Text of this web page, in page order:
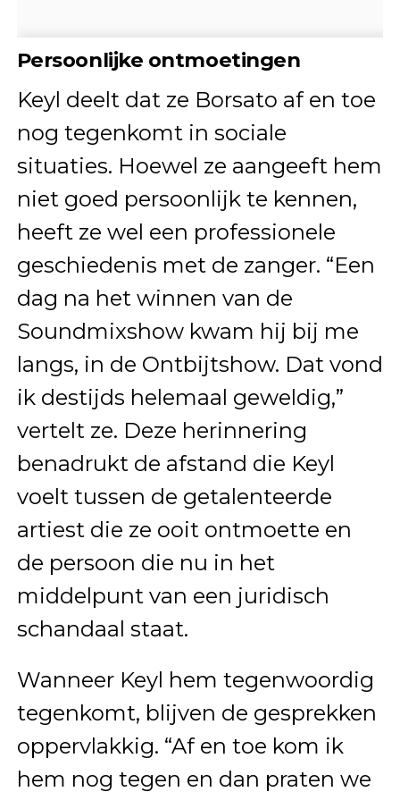
Persoonlijke ontmoetingen
Keyl deelt dat ze Borsato af en toe
nog tegenkomt in sociale
situaties. Hoewel ze aangeeft hem
niet goed persoonlijk te kennen,
heeft ze wel een professionele
geschiedenis met de zanger. “Een
dag na het winnen van de
Soundmixshow kwam hij bij me
langs, in de Ontbijtshow. Dat vond
ik destijds helemaal geweldig,”
vertelt ze. Deze herinnering
benadrukt de afstand die Keyl
voelt tussen de getalenteerde
artiest die ze ooit ontmoette en
de persoon die nu in het
middelpunt van een juridisch
schandaal staat.
Wanneer Keyl hem tegenwoordig
tegenkomt, blijven de gesprekken
oppervlakkig. “Af en toe kom ik
hem nog tegen en dan praten we